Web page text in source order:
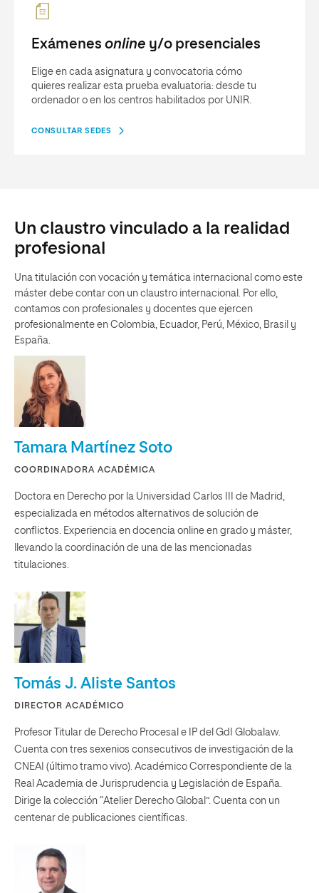
Exámenes online y/o presenciales
Elige en cada asignatura y convocatoria cómo
quieres realizar esta prueba evaluatoria: desde tu
ordenador o en los centros habilitados por UNIR.
CONSULTAR SEDES
Un claustro vinculado a la realidad
profesional
Una titulación con vocación y temática internacional como este
máster debe contar con un claustro internacional. Por ello,
contamos con profesionales y docentes que ejercen
profesionalmente en Colombia, Ecuador, Perú, México, Brasil y
España.
Tamara Martínez Soto
COORDINADORA ACADÉMICA
Doctora en Derecho por la Universidad Carlos III de Madrid,
especializada en métodos alternativos de solución de
conflictos. Experiencia en docencia online en grado y máster,
llevando la coordinación de una de las mencionadas
titulaciones.
Tomás J. Aliste Santos
DIRECTOR ACADÉMICO
Profesor Titular de Derecho Procesal e IP del GdI Globalaw.
Cuenta con tres sexenios consecutivos de investigación de la
CNEAI (último tramo vivo). Académico Correspondiente de la
Real Academia de Jurisprudencia y Legislación de España.
Dirige la colección “Atelier Derecho Global”. Cuenta con un
centenar de publicaciones científicas.